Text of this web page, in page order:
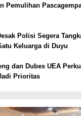
Pemulihan
Polisi Segera
Keluarga di Duyu
dan Dubes UEA
Prioritas